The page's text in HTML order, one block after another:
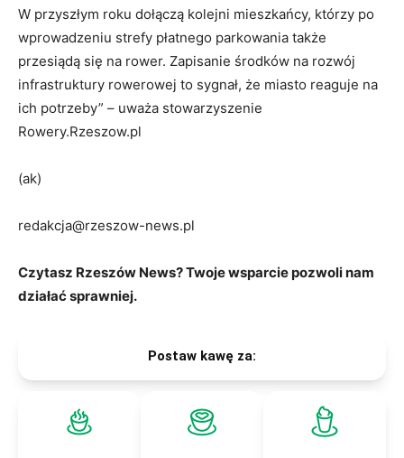
W przyszłym roku dołączą kolejni mieszkańcy, którzy po
wprowadzeniu strefy płatnego parkowania także
przesiądą się na rower. Zapisanie środków na rozwój
infrastruktury rowerowej to sygnał, że miasto reaguje na
ich potrzeby” – uważa stowarzyszenie
Rowery.Rzeszow.pl
(ak)
redakcja@rzeszow-news.pl
Czytasz Rzeszów News? Twoje wsparcie pozwoli nam
działać sprawniej.
Postaw kawę za: